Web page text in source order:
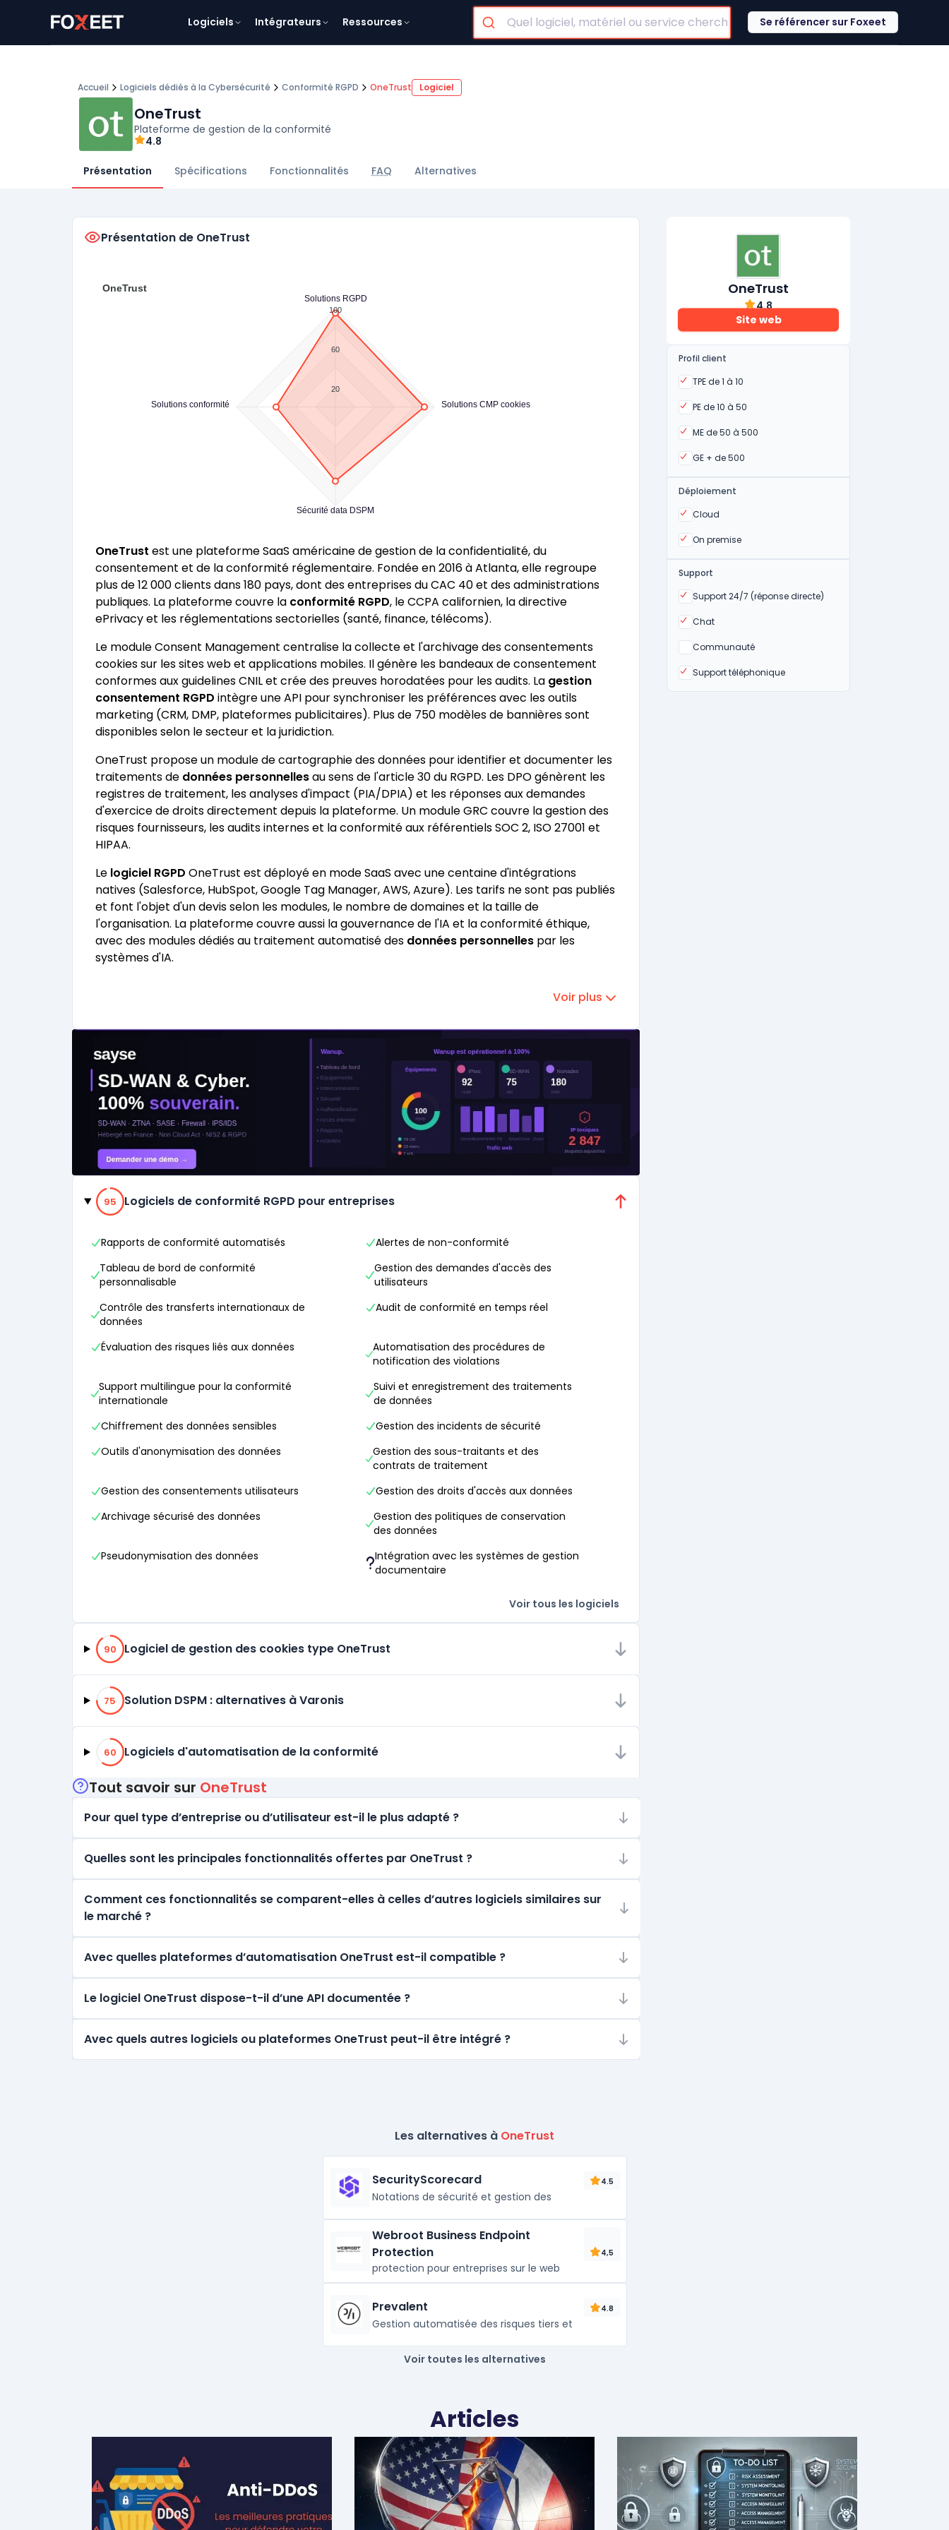
Logiciels Intégrateurs Ressources Se référencer sur Foxeet
Accueil Logiciels dédiés à la Cybersécurité Conformité RGPD OneTrust Logiciel
OneTrust
Plateforme de gestion de la conformité
4.8
Présentation Spécifications Fonctionnalités FAQ Alternatives
OneTrust
4.8
Site web
Profil client
TPE de 1 à 10
Oui
PE de 10 à 50
Oui
ME de 50 à 500
Oui
GE + de 500
Oui
Déploiement
Cloud
Oui
On premise
Oui
Support
Support 24/7 (réponse directe)
Oui
Chat
Oui
Communauté
Non
Support téléphonique
Oui
Présentation de OneTrust
Solutions RGPD
Solutions CMP cookies
Sécurité data DSPM
Solutions conformité
100
60
20
OneTrust
OneTrust est une plateforme SaaS américaine de gestion de la confidentialité, du
consentement et de la conformité réglementaire. Fondée en 2016 à Atlanta, elle regroupe
plus de 12 000 clients dans 180 pays, dont des entreprises du CAC 40 et des administrations
publiques. La plateforme couvre la conformité RGPD, le CCPA californien, la directive
ePrivacy et les réglementations sectorielles (santé, finance, télécoms).
Le module Consent Management centralise la collecte et l'archivage des consentements
cookies sur les sites web et applications mobiles. Il génère les bandeaux de consentement
conformes aux guidelines CNIL et crée des preuves horodatées pour les audits. La gestion
consentement RGPD intègre une API pour synchroniser les préférences avec les outils
marketing (CRM, DMP, plateformes publicitaires). Plus de 750 modèles de bannières sont
disponibles selon le secteur et la juridiction.
OneTrust propose un module de cartographie des données pour identifier et documenter les
traitements de données personnellesau sens de l'article 30 du RGPD. Les DPO génèrent les
registres de traitement, les analyses d'impact (PIA/DPIA) et les réponses aux demandes
d'exercice de droits directement depuis la plateforme. Un module GRC couvre la gestion des
risques fournisseurs, les audits internes et la conformité aux référentiels SOC 2, ISO 27001 et
HIPAA.
Le logiciel RGPD OneTrust est déployé en mode SaaS avec une centaine d'intégrations
natives (Salesforce, HubSpot, Google Tag Manager, AWS, Azure). Les tarifs ne sont pas publiés
et font l'objet d'un devis selon les modules, le nombre de domaines et la taille de
l'organisation. La plateforme couvre aussi la gouvernance de l'IA et la conformité éthique,
avec des modules dédiés au traitement automatisé des données personnelles par les
systèmes d'IA.
Voir plus
Catégories
95% de compatibilité
95 Logiciels de conformité RGPD pour entreprises
Rapports de conformité automatisés
Alertes de non-conformité
Tableau de bord de conformité
personnalisable
Gestion des demandes d'accès des
utilisateurs
Contrôle des transferts internationaux de
données
Audit de conformité en temps réel
Évaluation des risques liés aux données
Automatisation des procédures de
notification des violations
Support multilingue pour la conformité
internationale
Suivi et enregistrement des traitements
de données
Chiffrement des données sensibles
Gestion des incidents de sécurité
Outils d'anonymisation des données
Gestion des sous-traitants et des
contrats de traitement
Gestion des consentements utilisateurs
Gestion des droits d'accès aux données
Archivage sécurisé des données
Gestion des politiques de conservation
des données
Pseudonymisation des données
Intégration avec les systèmes de gestion
documentaire
Voir tous les logiciels
90% de compatibilité
90 Logiciel de gestion des cookies type OneTrust
75% de compatibilité
75 Solution DSPM : alternatives à Varonis
60% de compatibilité
60 Logiciels d'automatisation de la conformité
Tout savoir sur OneTrust
Pour quel type d’entreprise ou d’utilisateur est-il le plus adapté ?
Quelles sont les principales fonctionnalités offertes par OneTrust ?
Comment ces fonctionnalités se comparent-elles à celles d’autres logiciels similaires sur
le marché ?
Avec quelles plateformes d’automatisation OneTrust est-il compatible ?
Le logiciel OneTrust dispose-t-il d’une API documentée ?
Avec quels autres logiciels ou plateformes OneTrust peut-il être intégré ?
Les alternatives à OneTrust
SecurityScorecard 4.5
Notations de sécurité et gestion des
Webroot Business Endpoint
Protection
4,5
protection pour entreprises sur le web
Prevalent 4.8
Gestion automatisée des risques tiers et
Voir toutes les alternatives
Articles